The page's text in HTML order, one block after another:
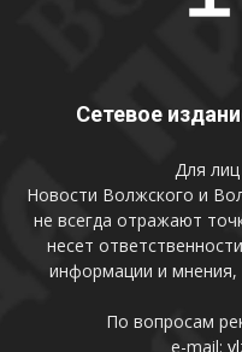
Сетевое
Для
Новости Волжского и
не всегда отражают
несет
информации и мнения,
По вопросам
e-mail: